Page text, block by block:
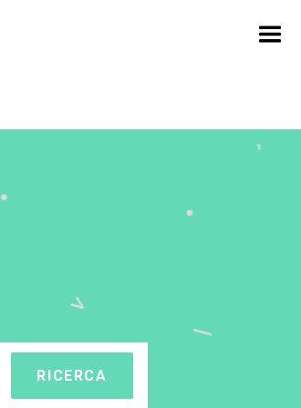
RICERCA